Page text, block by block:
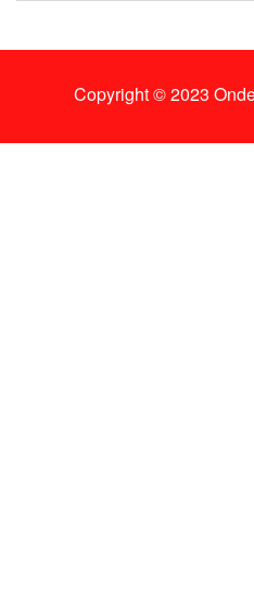
Copyright © 2023